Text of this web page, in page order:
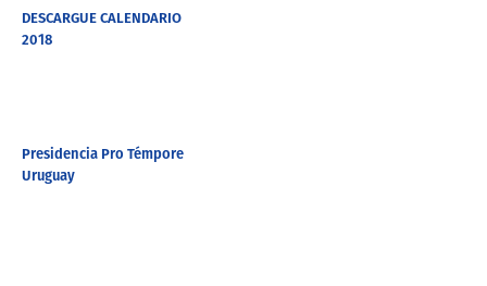
DESCARGUE CALENDARIO
2018
Presidencia Pro Témpore
Uruguay